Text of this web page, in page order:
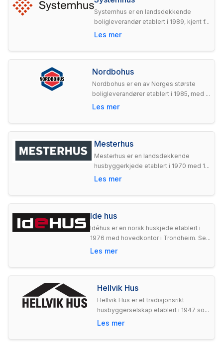
Systemhus er en landsdekkende
boligleverandør etablert i 1989, kjent f...
Les mer
Nordbohus
Nordbohus er en av Norges største
boligleverandører etablert i 1985, med ...
Les mer
Mesterhus
Mesterhus er en landsdekkende
husbyggerkjede etablert i 1970 med 1...
Les mer
Ide hus
Idéhus er en norsk huskjede etablert i
1976 med hovedkontor i Trondheim. Se...
Les mer
Hellvik Hus
Hellvik Hus er et tradisjonsrikt
husbyggerselskap etablert i 1947 so...
Les mer